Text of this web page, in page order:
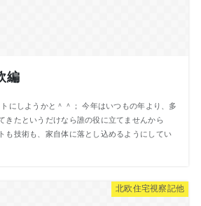
編
にしようかと＾＾； 今年はいつもの年より、多
きたというだけなら誰の役に立てませんから
も技術も、家自体に落とし込めるようにしてい
北欧住宅視察記他